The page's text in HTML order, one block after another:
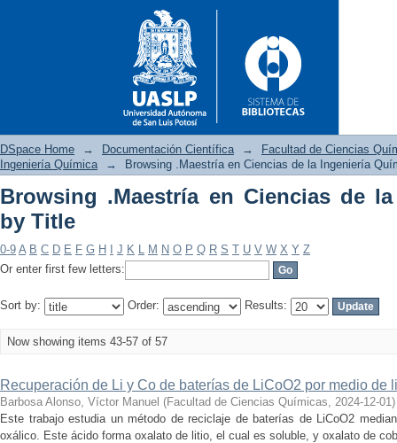
Browsing .Maestría en
DSpace Home → Documentación Científica →
Facultad de Ciencias
Ingeniería Química
→ Browsing .Maestría en Ciencias de la Ingeniería
Browsing .Maestría en Ciencias de
by Title
0-9 A B C D E F G H J K L M N O P Q R S T U V W X Y Z
Or enter first few letters:
Sort by: Order: Results:
Now showing items 43-57 of 57
Recuperación de Li y Co de baterías de LiCoO2 por medio de
Barbosa Alonso, Víctor Manuel (Facultad de Ciencias Químicas, 2024-12-01)
Este trabajo estudia un método de reciclaje de baterías de LiCoO2
oxálico. Este ácido forma oxalato de litio, el cual es soluble, y oxalato de